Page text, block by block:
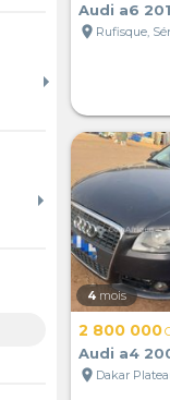
Audi a6
location_on Rufisque,
4 mois
2 800 000
Audi a4
location_on Dakar